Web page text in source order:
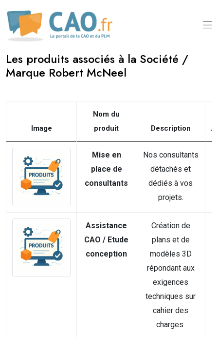
Les produits associés à la Société /
Marque Robert McNeel
Image
Nom du
produit
Description
Mise en
place de
consultants
Nos consultants
détachés et
dédiés à vos
projets.
Assistance
CAO / Etude
conception
Création de
plans et de
modèles 3D
répondant aux
exigences
techniques sur
cahier des
charges.